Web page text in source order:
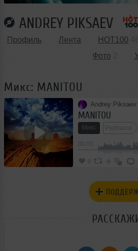
ANDREY PIKSAEV
Профиль Лента HOT100
Фото
Микс: MANITOU
Andrey Piksaev
MANITOU
Микс Psytrance